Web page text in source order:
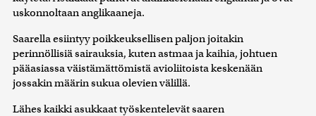
uskonnoltaan anglikaaneja.
Saarella esiintyy poikkeuksellisen paljon joitakin
perinnöllisiä sairauksia, kuten astmaa ja kaihia, johtuen
pääasiassa väistämättömistä avioliitoista keskenään
jossakin määrin sukua olevien välillä.
Lähes kaikki asukkaat työskentelevät saaren